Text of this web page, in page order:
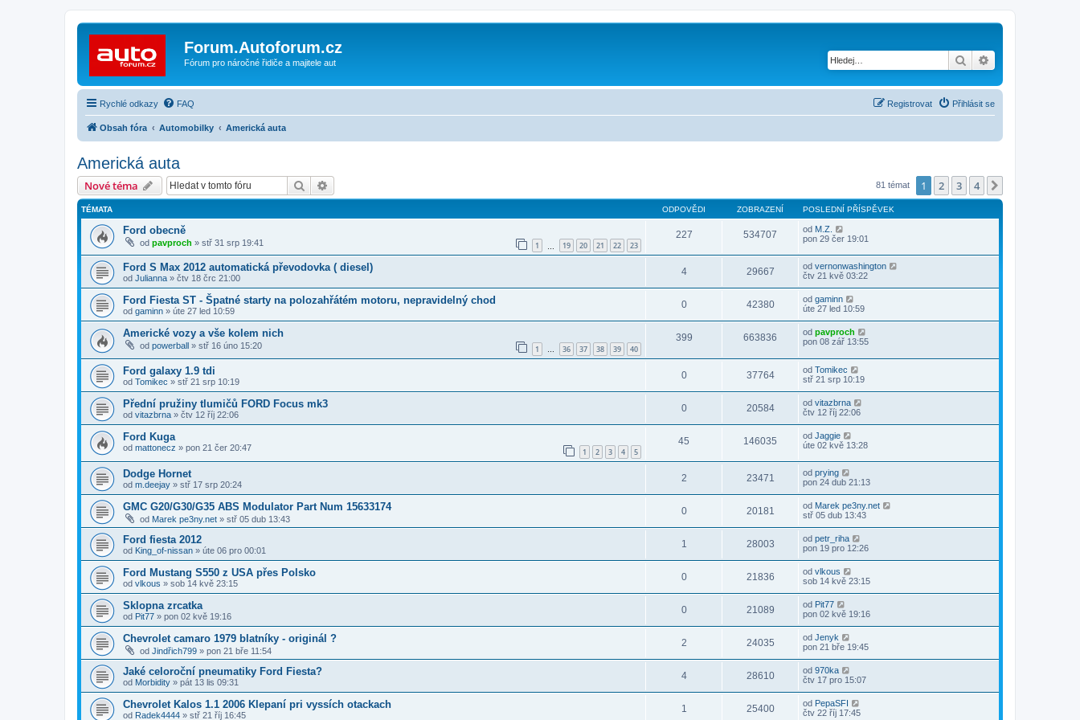
Forum.Autoforum.cz
Fórum pro náročné řidiče a majitele aut Hledat
Rychlé odkazy FAQ Přihlásit se
Registrovat
Obsah fóra Automobilky Americká auta
Americká auta
Nové téma Hledat 81 témat 1 2 3 4
TÉMATA ODPOVĚDI ZOBRAZENÍ POSLEDNÍ PŘÍSPĚVEK
Ford obecně
od pavproch » stř 31 srp 19:41 1 19 20 21 22 23
227 534707 od M.Z.
pon 29 čer 19:01
Ford S Max 2012 automatická převodovka ( diesel)
od Julianna » čtv 18 črc 21:00
4 29667 od vernonwashington
čtv 21 kvě 03:22
Ford Fiesta ST - Špatné starty na polozahřátém motoru, nepravidelný chod
od gaminn » úte 27 led 10:59
0 42380 od gaminn
úte 27 led 10:59
Americké vozy a vše kolem nich
od powerball » stř 16 úno 15:20 1 … 36 37 38 39 40
399 663836 od pavproch
pon 08 zář 13:55
Ford galaxy 1.9 tdi
od Tomikec » stř 21 srp 10:19
0 37764 od Tomikec
stř 21 srp 10:19
Přední pružiny tlumičů FORD Focus mk3
od vitazbrna » čtv 12 říj 22:06
0 20584 od vitazbrna
čtv 12 říj 22:06
Ford Kuga
od mattonecz » pon 21 čer 20:47 1 2 3 4 5
45 146035 od Jaggie
úte 02 kvě 13:28
Dodge Hornet
od m.deejay » stř 17 srp 20:24
2 23471 od prying
pon 24 dub 21:13
GMC G20/G30/G35 ABS Modulator Part Num 15633174
od Marek pe3ny.net » stř 05 dub 13:43
0 20181 od Marek pe3ny.net
stř 05 dub 13:43
Ford fiesta 2012
od King_of-nissan » úte 06 pro 00:01
1 28003 od petr_riha
pon 19 pro 12:26
Ford Mustang S550 z USA přes Polsko
od vlkous » sob 14 kvě 23:15
0 21836 od vlkous
sob 14 kvě 23:15
Sklopna zrcatka
od Pit77 » pon 02 kvě 19:16
0 21089 od Pit77
pon 02 kvě 19:16
Chevrolet camaro 1979 blatníky - originál ?
od Jindřich799 » pon 21 bře 11:54
2 24035 od Jenyk
pon 21 bře 19:45
Jaké celoroční pneumatiky Ford Fiesta?
od Morbidity » pát 13 lis 09:31
4 28610 od 970ka
čtv 17 pro 15:07
Chevrolet Kalos 1.1 2006 Klepaní pri vyssích otackach
od Radek4444 » stř 21 říj 16:45
1 25400 od PepaSFI
čtv 22 říj 17:45